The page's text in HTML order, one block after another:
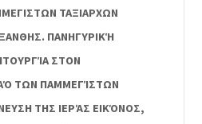
ΤΑΞΙΑΡΧΩΝ
ΠΑΝΗΓΥΡΙΚΉ
ΣΤΟΝ
ΤΩΝ ΠΑΜΜΕΓΊΣΤΩΝ
ΤΗΣ ΙΕΡΆΣ ΕΙΚΌΝΟΣ,